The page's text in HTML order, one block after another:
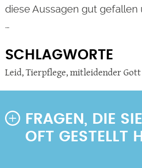
diese Aussagen gut gefallen
…
SCHLAGWORTE
Leid,Tierpflege,mitleidender Gott
FRAGEN, DIE
OFT GESTELLT